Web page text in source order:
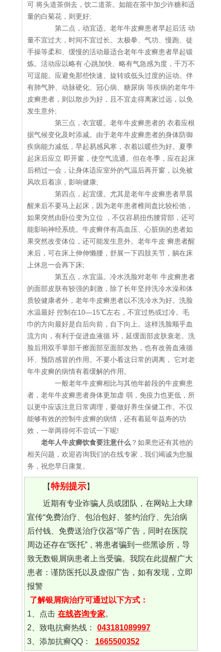
可 将头道茶倒去，饮二道茶。如能在茶中加少许糖和适
量的白菊花，则更好;
第二点，动宜适。老年牛皮癣患者早起后活 动
量不宜过大，时间不宜过长。太极拳、气功、慢跑、徒
手操等柔和、缓慢的活动最适合老年牛皮癣患者早起锻
炼。活动应以略有 心跳加快、略有气急感为度，千万不
可逞能。应避免那些快速、旋转或低头过度的运动。伴
有肺气肿、动脉硬化、冠心病、糖尿病 等疾病的老年牛
皮癣患者，则以散步为好，且不宜走得离家过远，以免
发生意外;
第三点，衣宜暖。老年牛皮癣患者的 衣着应根
据气候变化及时添减。由于老年牛皮癣患者的身体防御
疾病能力减低，早起易感风寒，衣着以暖些为好。夏季
起床后应立 即开窗，使空气流通。但在冬季，应在起床
后稍过一会，让身体适应室外的气温后再开窗，以免被
风吹后着凉，影响健康;
第四点，起宜缓。尤其是老年牛皮癣患者早晨
醒来后不要马上起床，因为老年患者椎间盘比较松弛，
如果突然由卧位变为立位 ，不仅容易扭伤腰背部，还可
能影响神经系统。牛皮癣伴有高血压、心脏病的患者如
果突然改变体位，还可能发生意外。老年牛皮 癣患者醒
来后，可在床上伸伸懒腰，舒展一下四肢关节，躺在床
上休息一会再下床;
第五点，水宜温。冷水洗脸对老年 牛皮癣患者
的面部皮肤有较强的刺激，除了长年坚持洗冷水澡和体
质较健康者外，老年牛皮癣患者以不洗冷水为好。洗脸
水温最好 控制在10—15℃左右，不宜过热或过冷。毛
巾的方向最好是自后向前，自下向上。这样洗脸顺乎血
流方向，有利于促进血液循 环，延缓面部皮肤衰老。洗
脸后用双手掌部干擦面部至面部发热，也有改善血液循
环、预防感冒的作用。不要小看这日常的调离， 它对老
年牛皮癣的病情有着缓解的作用。
一般老年牛皮癣相比与其他年龄段的牛皮癣患
者，老年牛皮癣患者身体更加虚 弱，免疫力也更低，所
以更中应该注意日常调理，要做好养生保健工作。不仅
能够有效的控制牛皮癣的病情，还有着延年益寿的功
效，一举两得何不尝试一下呢!
老年人牛皮癣饮食要注意什么 ？如果您还有其他的
相关问题，欢迎咨询我们的在线专家，我们竭诚为您服
务，祝您早日康复。
【特别提示】
近期有专业诈骗人员或团队，在网站上大肆
宣传“免费治疗、包治包好、签约治疗、先治病
后付钱、免费送治疗仪器“等广告，同时在医院
周边还存在“医托”，将患者骗到一些黑诊所，导
致无数银屑病患者上当受骗。我院在此提醒广大
患者：谨防医托以及虚假广告，如有发现，立即
报警
了解银屑病治疗可通过以下方式：
1、点击 在线咨询专家。
2、致电抗癣热线：
043181089997
3、添加抗癣QQ：
1665500352